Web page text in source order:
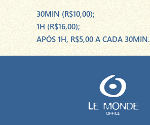
30MIN (R$10,00);
1H (R$16,00);
APÓS 1H, R$5,00 A CADA 30MIN.